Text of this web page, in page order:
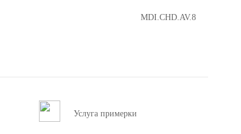
MDI.CHD.AV.8
Услуга примерки